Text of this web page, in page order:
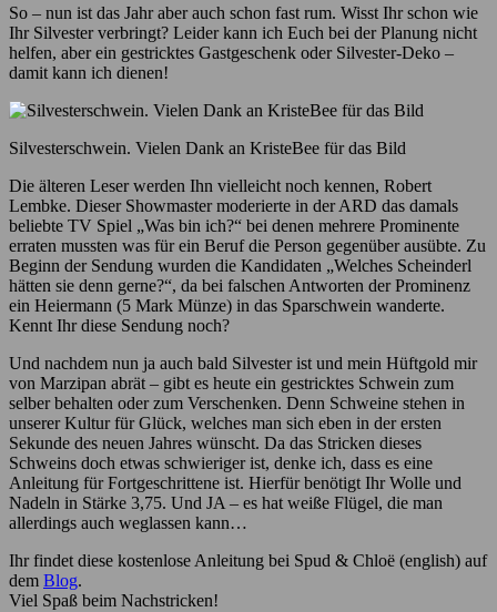
So – nun ist das Jahr aber auch schon fast rum. Wisst Ihr schon wie
Ihr Silvester verbringt? Leider kann ich Euch bei der Planung nicht
helfen, aber ein gestricktes Gastgeschenk oder Silvester-Deko –
damit kann ich dienen!
Silvesterschwein. Vielen Dank an KristeBee für das Bild
Die älteren Leser werden Ihn vielleicht noch kennen, Robert
Lembke. Dieser Showmaster moderierte in der ARD das damals
beliebte TV Spiel „Was bin ich?“ bei denen mehrere Prominente
erraten mussten was für ein Beruf die Person gegenüber ausübte. Zu
Beginn der Sendung wurden die Kandidaten „Welches Scheinderl
hätten sie denn gerne?“, da bei falschen Antworten der Prominenz
ein Heiermann (5 Mark Münze) in das Sparschwein wanderte.
Kennt Ihr diese Sendung noch?
Und nachdem nun ja auch bald Silvester ist und mein Hüftgold mir
von Marzipan abrät – gibt es heute ein gestricktes Schwein zum
selber behalten oder zum Verschenken. Denn Schweine stehen in
unserer Kultur für Glück, welches man sich eben in der ersten
Sekunde des neuen Jahres wünscht. Da das Stricken dieses
Schweins doch etwas schwieriger ist, denke ich, dass es eine
Anleitung für Fortgeschrittene ist. Hierfür benötigt Ihr Wolle und
Nadeln in Stärke 3,75. Und JA – es hat weiße Flügel, die man
allerdings auch weglassen kann…
Ihr findet diese kostenlose Anleitung bei Spud & Chloë (english) auf
dem Blog.
Viel Spaß beim Nachstricken!